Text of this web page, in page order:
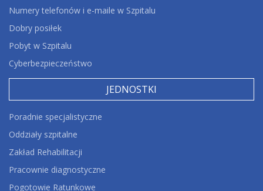
Numery telefonów i e-maile w Szpitalu
Dobry posiłek
Pobyt w Szpitalu
Cyberbezpieczeństwo
JEDNOSTKI
Poradnie specjalistyczne
Oddziały szpitalne
Zakład Rehabilitacji
Pracownie diagnostyczne
Pogotowie Ratunkowe